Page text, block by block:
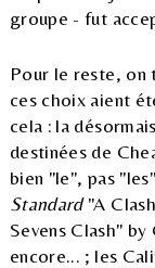
groupe - fut
Pour le reste, on
ces choix aient
cela : la
destinées de
bien "le", pas
Standard"A
Sevens Clash"
encore... ; les